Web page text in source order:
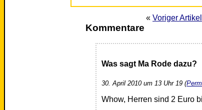
« Voriger Artikel
Kommentare
Was sagt Ma Rode dazu?
30. April 2010 um 13 Uhr 19 (
Whow, Herren sind 2 Euro